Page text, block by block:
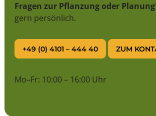
Fragen zur Pflanzung oder
gern persönlich.
+49 (0) 4101 – 444 40 ZUM
Mo–Fr: 10:00 – 16:00 Uhr